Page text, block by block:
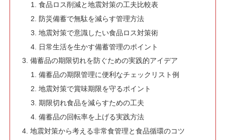
食品ロス削減と地震対策の工夫比較表
防災備蓄で無駄を減らす管理方法
地震対策で意識したい食品ロス対策術
日常生活を生かす備蓄管理のポイント
備蓄品の期限切れを防ぐための実践的アイデア
備蓄品の期限管理に便利なチェックリスト例
地震対策で賞味期限を守るポイント
期限切れ食品を減らすための工夫
備蓄品の回転率を上げる実践方法
地震対策から考える非常食管理と食品循環のコツ